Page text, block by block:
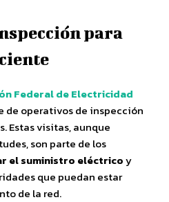
para
Federal de Electricidad
de operativos de inspección
Estas visitas, aunque
son parte de los
el suministro eléctricoy
que puedan estar
de la red.